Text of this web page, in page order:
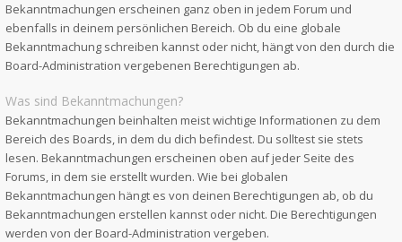
Bekanntmachungen erscheinen ganz oben in jedem Forum und
ebenfalls in deinem persönlichen Bereich. Ob du eine globale
Bekanntmachung schreiben kannst oder nicht, hängt von den durch die
Board-Administration vergebenen Berechtigungen ab.
Was sind Bekanntmachungen?
Bekanntmachungen beinhalten meist wichtige Informationen zu dem
Bereich des Boards, in dem du dich befindest. Du solltest sie stets
lesen. Bekanntmachungen erscheinen oben auf jeder Seite des
Forums, in dem sie erstellt wurden. Wie bei globalen
Bekanntmachungen hängt es von deinen Berechtigungen ab, ob du
Bekanntmachungen erstellen kannst oder nicht. Die Berechtigungen
werden von der Board-Administration vergeben.